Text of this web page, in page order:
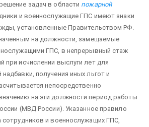
задач в области пожарной
и военнослужащие ГПС имеют знаки
установленные Правительством РФ.
на должно­сти, замещаемые
ГПС, в непрерывный стаж
при исчислении выслуги лет для
получения иных льгот и
непосредственно
на эти должности период работы
(МВД России). Указанное правило
сотрудников и во­еннослужащих ГПС,